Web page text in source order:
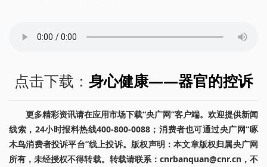
点击下载： 身心健康——器官的控诉
更多精彩资讯请在应用市场下载“央广网”客户端。欢迎提供新闻
线索，24小时报料热线400-800-0088；消费者也可通过央广网“啄
木鸟消费者投诉平台”线上投诉。版权声明：本文章版权归属央广网
所有，未经授权不得转载。转载请联系：cnrbanquan@cnr.cn，不